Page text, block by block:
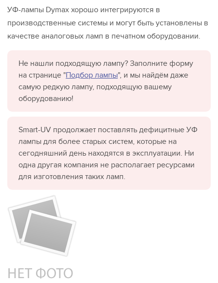
УФ-лампы Dymax хорошо интегрируются в
производственные системы и могут быть установлены в
качестве аналоговых ламп в печатном оборудовании.
Не нашли подходящую лампу? Заполните форму
на странице "Подбор лампы", и мы найдём даже
самую редкую лампу, подходящую вашему
оборудованию!
Smart-UV продолжает поставлять дефицитные УФ
лампы для более старых систем, которые на
сегодняшний день находятся в эксплуатации. Ни
одна другая компания не располагает ресурсами
для изготовления таких ламп.